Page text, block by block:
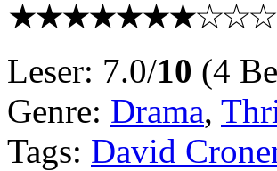
Leser: 7.0/10 (4
Genre: Drama,
Tags: David